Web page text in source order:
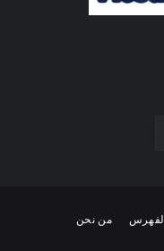
الفهرس من نحن